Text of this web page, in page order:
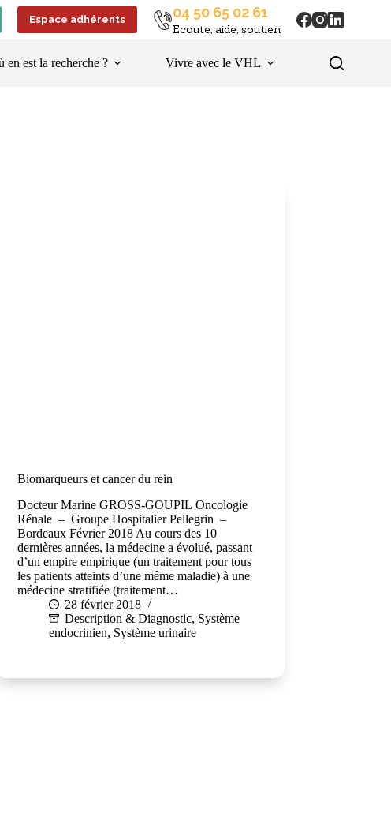
Espace adhérents 04 50 65 02 61
Ecoute, aide, soutien
en est la recherche ? Vivre avec le VHL Liens utiles
Biomarqueurs et cancer du rein
Docteur Marine GROSS-GOUPIL Oncologie
Rénale – Groupe Hospitalier Pellegrin –
Bordeaux Février 2018 Au cours des 10
dernières années, la médecine a évolué, passant
d’un empire empirique (un traitement pour tous
les patients atteints d’une même maladie) à une
médecine stratifiée (traitement…
28 février 2018
Description & Diagnostic, Système
endocrinien, Système urinaire